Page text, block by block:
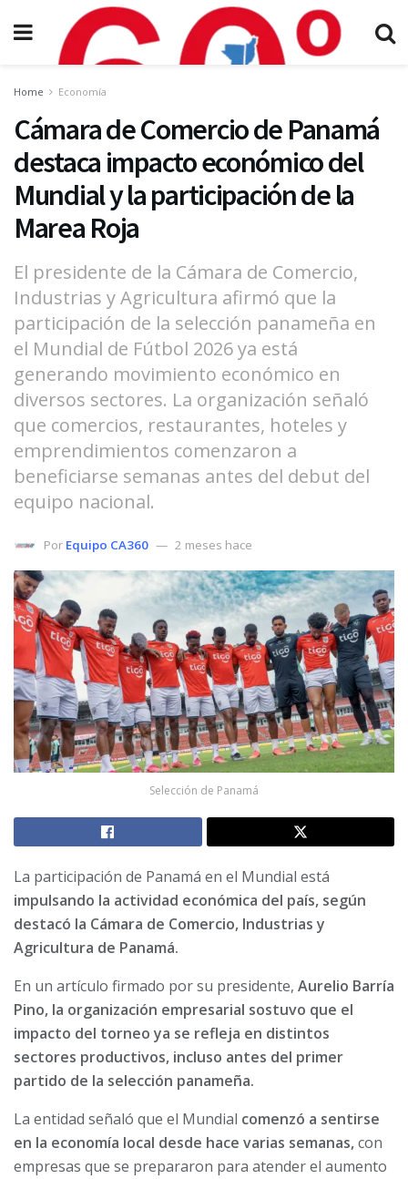
Home Economía
Cámara de Comercio de Panamá
destaca impacto económico del
Mundial y la participación de la
Marea Roja
El presidente de la Cámara de Comercio,
Industrias y Agricultura afirmó que la
participación de la selección panameña en
el Mundial de Fútbol 2026 ya está
generando movimiento económico en
diversos sectores. La organización señaló
que comercios, restaurantes, hoteles y
emprendimientos comenzaron a
beneficiarse semanas antes del debut del
equipo nacional.
Por Equipo CA360 2 meses hace
Selección de Panamá
La participación de Panamá en el Mundial está
impulsando la actividad económica del país, según
destacó la Cámara de Comercio, Industrias y
Agricultura de Panamá.
En un artículo firmado por su presidente, Aurelio Barría
Pino, la organización empresarial sostuvo que el
impacto del torneo ya se refleja en distintos
sectores productivos, incluso antes del primer
partido de la selección panameña.
La entidad señaló que el Mundial comenzó a sentirse
en la economía local desde hace varias semanas,con
empresas que se prepararon para atender el aumento